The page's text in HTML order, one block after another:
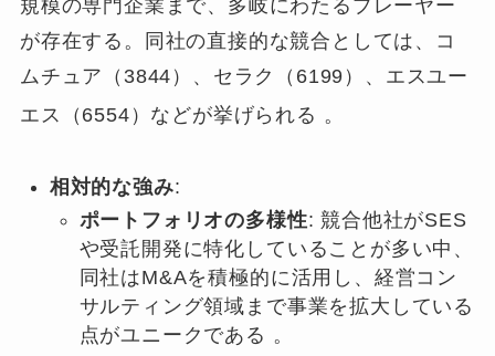
規模の専門企業まで、多岐にわたるプレーヤー
が存在する。同社の直接的な競合としては、コ
ムチュア（3844）、セラク（6199）、エスユー
エス（6554）などが挙げられる 。
相対的な強み:
ポートフォリオの多様性: 競合他社がSES
や受託開発に特化していることが多い中、
同社はM&Aを積極的に活用し、経営コン
サルティング領域まで事業を拡大している
点がユニークである 。